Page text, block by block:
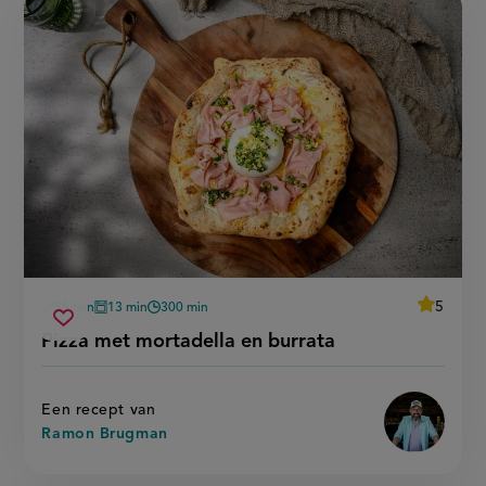
Pizza met mortadella en burrata
voorbereidingstijd
35 min
oventijd
13 min
wachttijd
300 min
average
5
burrata'
Een recept van
Ramon Brugman
Sla
pizza
met
mortadella
burrata